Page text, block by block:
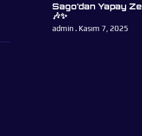
Sago’dan Yapay
🎶✨
admin Kasım 7, 2025